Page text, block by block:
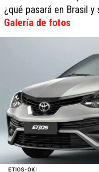
¿qué pasará en Brasil
Galería de fotos
ETIOS-OK|